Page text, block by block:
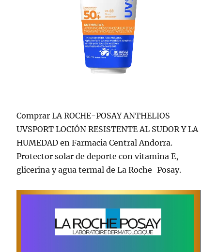
Comprar LA ROCHE-POSAY ANTHELIOS
UVSPORT LOCIÓN RESISTENTE AL SUDOR Y LA
HUMEDAD en Farmacia Central Andorra.
Protector solar de deporte con vitamina E,
glicerina y agua termal de La Roche-Posay.
Reproductor